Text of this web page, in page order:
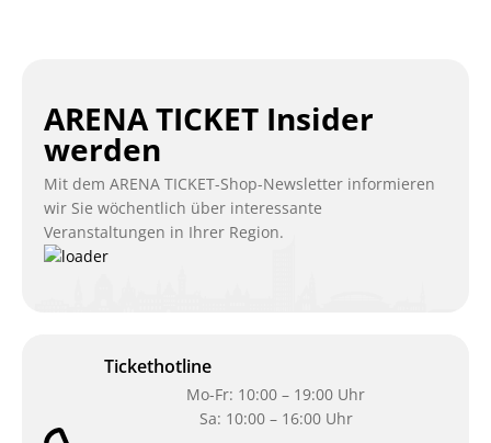
ARENA TICKET Insider
werden
Mit dem ARENA TICKET-Shop-Newsletter informieren
wir Sie wöchentlich über interessante
Veranstaltungen in Ihrer Region.
Tickethotline
Mo-Fr: 10:00 – 19:00 Uhr
Sa: 10:00 – 16:00 Uhr